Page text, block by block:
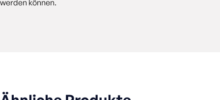
werden können.